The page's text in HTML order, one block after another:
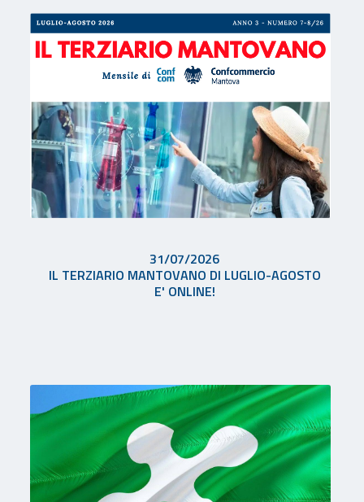
31/07/2026
IL TERZIARIO MANTOVANO DI LUGLIO-AGOSTO
E' ONLINE!